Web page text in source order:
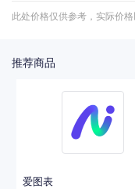
此处价格仅供参考，实际价
推荐商品
爱图表